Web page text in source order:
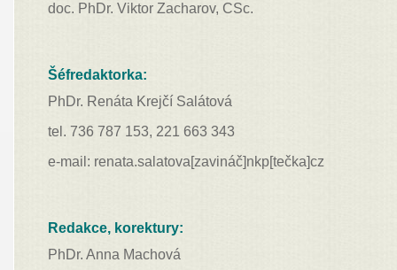
doc. PhDr. Viktor Zacharov, CSc.
Šéfredaktorka:
PhDr. Renáta Krejčí Salátová
tel. 736 787 153, 221 663 343
e-mail: renata.salatova[zavináč]nkp[tečka]cz
Redakce, korektury:
PhDr. Anna Machová